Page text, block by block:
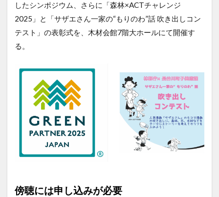
したシンポジウム、さらに「森林×ACTチャレンジ
2025」と「サザエさん一家の“もりのわ”話 吹き出しコン
テスト」の表彰式を、木材会館7階大ホールにて開催す
る。
傍聴には申し込みが必要